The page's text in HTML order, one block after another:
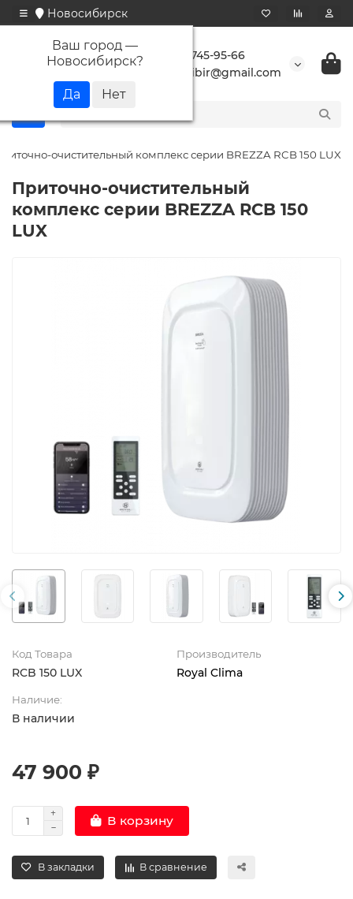
Новосибирск
Ваш город —
Новосибирск?
+7 923 745-95-66
buransibir@gmail.com
очистительный комплекс серии BREZZA RCB 150 LUX
Приточно-очистительный
комплекс серии BREZZA RCB 150
LUX
Код Товара
RCB 150 LUX
Производитель
Royal Clima
Наличие:
В наличии
47 900 ₽
В корзину
В закладки В сравнение